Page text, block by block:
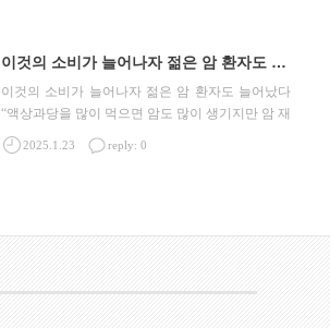
이것의 소비가 늘어나자 젊은 암 환자도 늘어났다
이것의 소비가 늘어나자 젊은 암 환자도 늘어났다
“액상과당을 많이 먹으면 암도 많이 생기지만 암 재
발에도 매우 큰 영향을 준다.” 우리가 매일 먹는
2025.1.23 reply: 0